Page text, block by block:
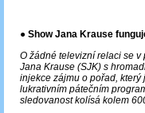
● Show Jana Krause
O žádné televizní relaci se
Jana Krause (SJK) s
injekce zájmu o pořad,
lukrativním pátečním
sledovanost kolísá kolem